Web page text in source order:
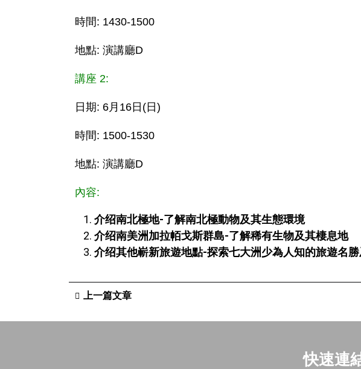
時間: 1430-1500
地點: 演講廳D
講座 2:
日期: 6月16日(日)
時間: 1500-1530
地點: 演講廳D
內容:
介绍南北極地-了解南北極動物及其生態環境
介绍南美洲加拉帞戈斯群島-了解稀有生物及其棲息地
介绍其他嶄新旅遊地點-探索七大洲少為人知的旅遊名
上一篇文章
快速連